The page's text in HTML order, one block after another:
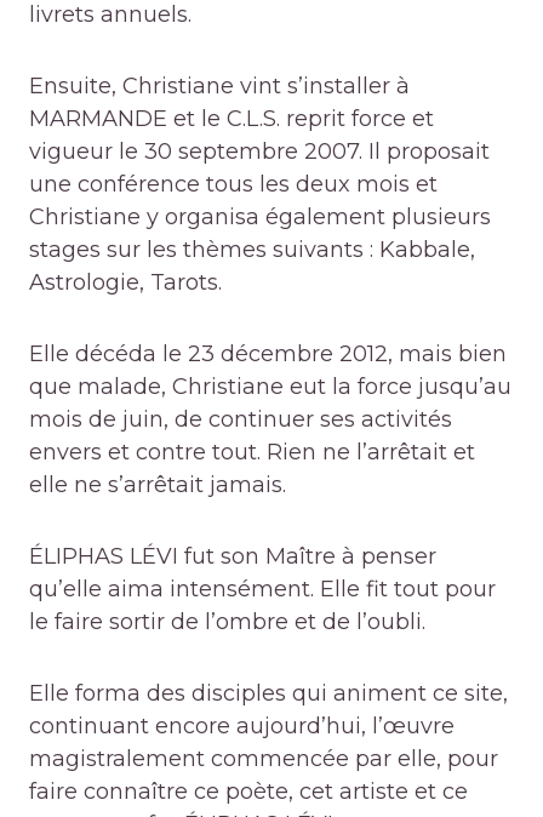
livrets annuels.
Ensuite, Christiane vint s’installer à
MARMANDE et le C.L.S. reprit force et
vigueur le 30 septembre 2007. Il proposait
une conférence tous les deux mois et
Christiane y organisa également plusieurs
stages sur les thèmes suivants : Kabbale,
Astrologie, Tarots.
Elle décéda le 23 décembre 2012, mais bien
que malade, Christiane eut la force jusqu’au
mois de juin, de continuer ses activités
envers et contre tout. Rien ne l’arrêtait et
elle ne s’arrêtait jamais.
ÉLIPHAS LÉVI fut son Maître à penser
qu’elle aima intensément. Elle fit tout pour
le faire sortir de l’ombre et de l’oubli.
Elle forma des disciples qui animent ce site,
continuant encore aujourd’hui, l’œuvre
magistralement commencée par elle, pour
faire connaître ce poète, cet artiste et ce